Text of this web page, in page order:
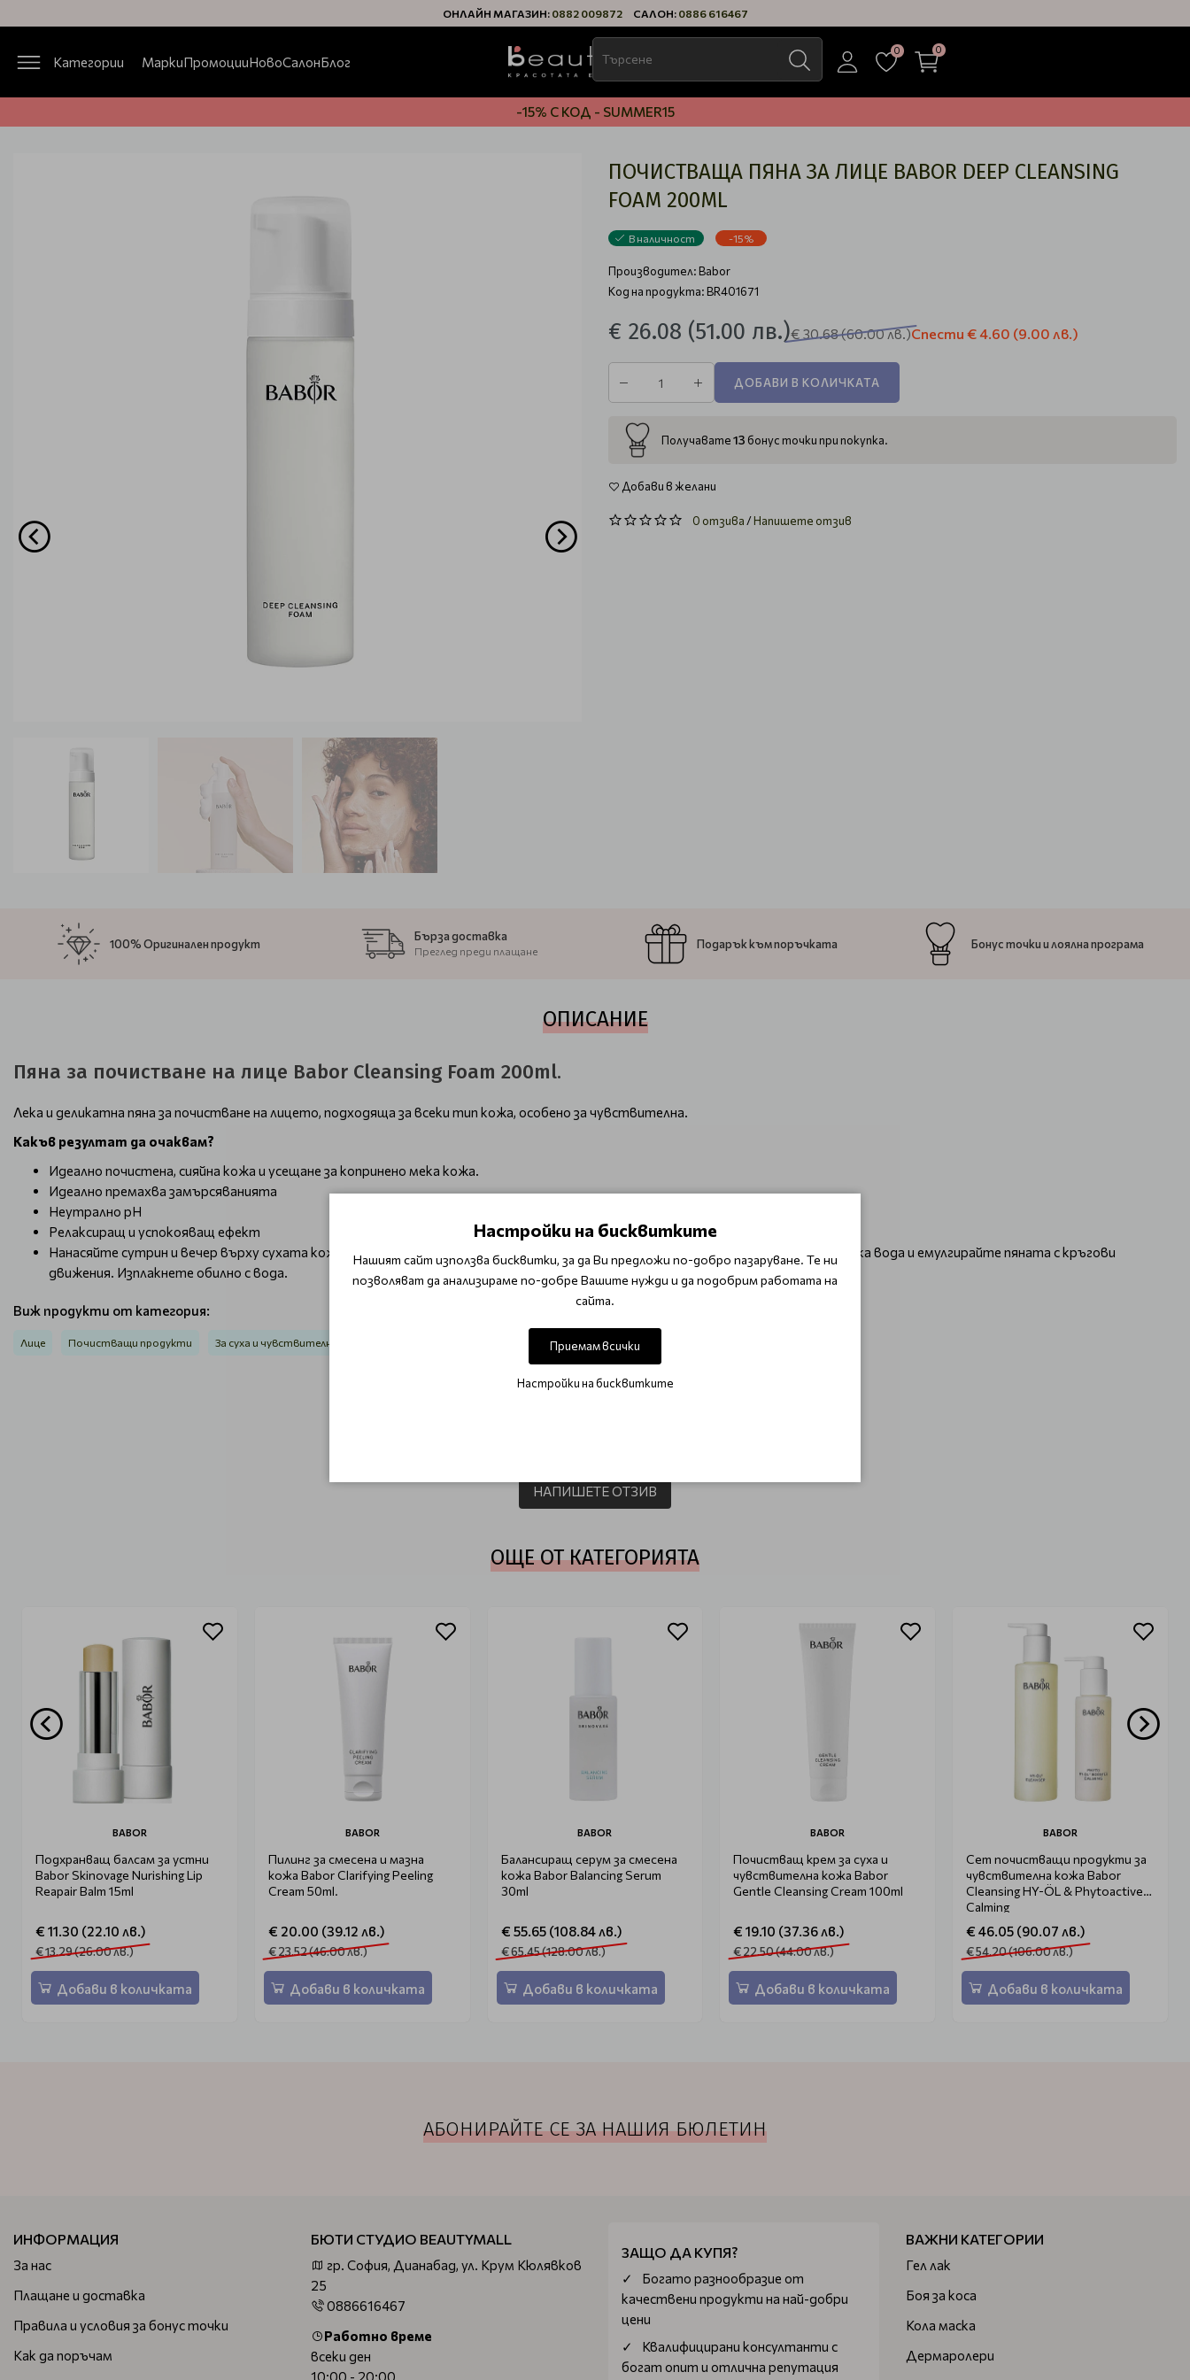
ОНЛАЙН МАГАЗИН: 0882 009872 САЛОН: 0886 616467
Категории МаркиПромоцииНовоСалонБлог
0 0
-15% С КОД - SUMMER15
ПОЧИСТВАЩА ПЯНА ЗА ЛИЦЕ BABOR DEEP CLEANSING
FOAM 200ML
В наличност -15%
Производител:Babor
Код на продукта: BR401671
€ 26.08 (51.00 лв.)€ 30.68(60.00 лв.)Спести € 4.60 (9.00 лв.)
ДОБАВИ В КОЛИЧКАТА
Получавате13 бонус точки при покупка.
Добави в желани
0 отзива/Напишете отзив
100% Оригинален продукт
Бърза доставка
Преглед преди плащане
Подарък към поръчката Бонус точки и лоялна програма
ОПИСАНИЕ
Пяна за почистване на лице Babor Cleansing Foam 200ml.
Лека и деликатна пяна за почистване на лицето, подходяща за всеки тип кожа, особено за чувствителна.
Какъв резултат да очаквам?
Идеално почистена, сияйна кожа и усещане за копринено мека кожа.
Идеално премахва замърсяванията
Неутрално рН
Релаксиращ и успокояващ ефект
Нанасяйте сутрин и вечер върху сухата кожа на лицето, шията и деколтето. Навлажнете върховете на пръстите си с хладка вода и емулгирайте пяната с кръгови
движения. Изплакнете обилно с вода.
Виж продукти от категория:
Лице Почистващи продукти За суха и чувствителна кожа Почистващи продукти Babor Cleansing
НАПИШЕТЕ ОТЗИВ
ОЩЕ ОТ КАТЕГОРИЯТА
BABOR
Подхранващ балсам за устни
Babor Skinovage Nurishing Lip
Reapair Balm 15ml
€ 11.30 (22.10 лв.)
€ 13.29 (26.00 лв.)
Добави в количката
BABOR
Пилинг за смесена и мазна
кожа Babor Clarifying Peeling
Cream 50ml.
€ 20.00 (39.12 лв.)
€ 23.52 (46.00 лв.)
Добави в количката
BABOR
Балансиращ серум за смесена
кожа Babor Balancing Serum
30ml
€ 55.65 (108.84 лв.)
€ 65.45 (128.00 лв.)
Добави в количката
BABOR
Почистващ крем за суха и
чувствителна кожа Babor
Gentle Cleansing Cream 100ml
€ 19.10 (37.36 лв.)
€ 22.50 (44.00 лв.)
Добави в количката
BABOR
Сет почистващи продукти за
чувствителна кожа Babor
Cleansing HY-ÖL & Phytoactive
Calming
€ 46.05 (90.07 лв.)
€ 54.20 (106.00 лв.)
Добави в количката
АБОНИРАЙТЕ СЕ ЗА НАШИЯ БЮЛЕТИН
ИНФОРМАЦИЯ
За нас
Плащане и доставка
Правила и условия за бонус точки
Как да поръчам
БЮТИ СТУДИО BEAUTYMALL
гр. София, Дианабад, ул. Крум Кюлявков
25
0886616467
Работно време
всеки ден
10:00 - 20:00
ЗАЩО ДА КУПЯ?
Богатo разнообразие от
качествени продукти на най-добри
цени
Квалифицирани консултанти с
богат опит и отлична репутация
ВАЖНИ КАТЕГОРИИ
Гел лак
Боя за коса
Кола маска
Дермаролери
Настройки на бисквитките
Нашият сайт използва бисквитки, за да Ви предложи по-добро пазаруване. Те ни
позволяват да анализираме по-добре Вашите нужди и да подобрим работата на
сайта.
Приемам всички
Настройки на бисквитките